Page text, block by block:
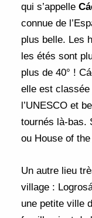
qui s’appelle
connue de
plus belle. Les
les étés sont
plus de 40° !
elle est
l’UNESCO et
tournés là-bas.
ou House of
Un autre lieu
village :
une petite ville